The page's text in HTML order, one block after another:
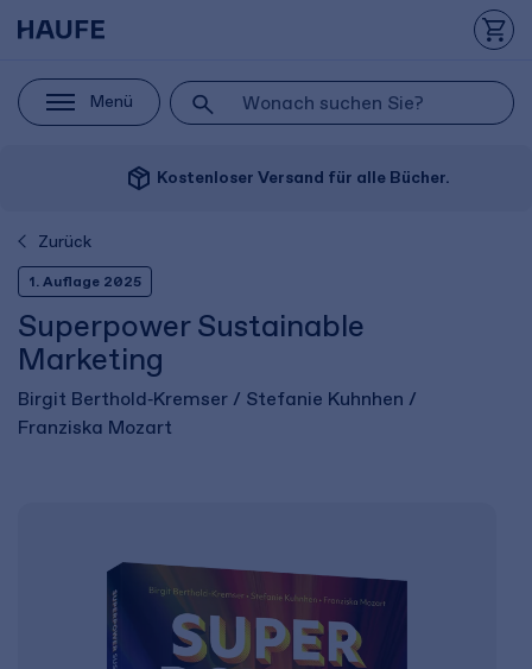
Menü
package_2 Kostenloser Versand für alle Bücher.
Zurück
1. Auflage 2025
Superpower Sustainable
Marketing
Birgit Berthold‑Kremser / Stefanie Kuhnhen /
Franziska Mozart